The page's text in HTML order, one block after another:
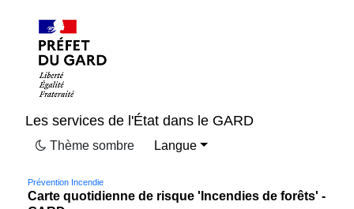
Les services de l'État dans le GARD
Thème sombre Langue
Prévention Incendie
Carte quotidienne de risque 'Incendies de forêts' -